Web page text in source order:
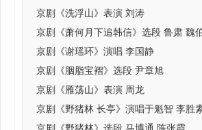
京剧《洗浮山》表演 刘涛
京剧《萧何月下追韩信》选段 鲁肃 魏
京剧《谢瑶环》演唱 李国静
京剧《胭脂宝褶》选段 尹章旭
京剧《雁荡山》表演 周龙
京剧《野猪林 长亭》演唱于魁智 李胜